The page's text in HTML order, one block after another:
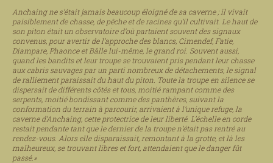
Anchaing ne s’était jamais beaucoup éloigné de sa caverne ; il vivait
paisiblement de chasse, de pêche et de racines qu’il cultivait. Le haut de
son piton était un observatoire d’où partaient souvent des signaux
convenus, pour avertir de l’approche des blancs, Cimendef, Fatie,
Diampare, Phaonce et Bâlle lui-même, le grand roi. Souvent aussi,
quand les bandits et leur troupe se trouvaient pris pendant leur chasse
aux cabris sauvages par un parti nombreux de détachements, le signal
de ralliement paraissait du haut du piton. Toute la troupe en silence se
dispersait de différents côtés et tous, moitié rampant comme des
serpents, moitié bondissant comme des panthères, suivant la
conformation du terrain à parcourir, arrivaient à l’unique refuge, la
caverne d’Anchaing, cette protectrice de leur liberté. L’échelle en corde
restait pendante tant que le dernier de la troupe n’était pas rentré au
rendez-vous. Alors elle disparaissait, remontant à la grotte, et là les
malheureux, se trouvant libres et fort, attendaient que le danger fût
passé.»